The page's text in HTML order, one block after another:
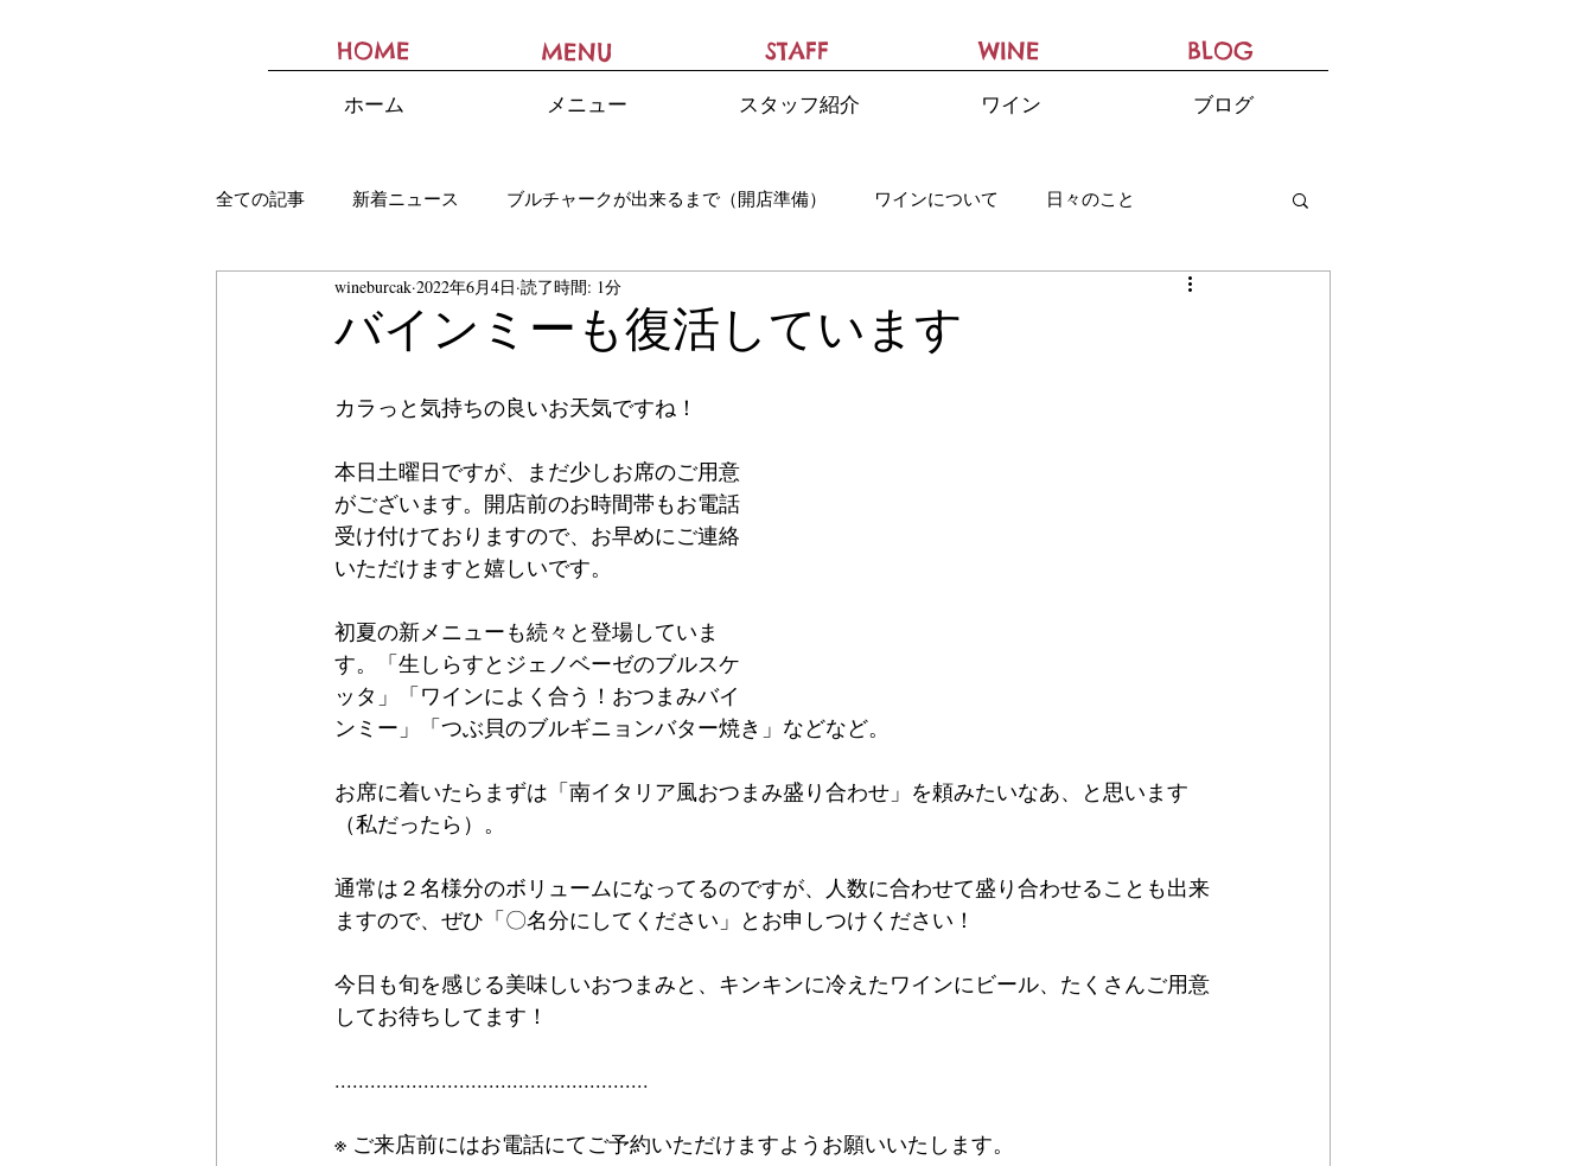
HOME MENU STAFF WINE BLOG
ホーム メニュー スタッフ紹介 ワイン ブログ
全ての記事 新着ニュース ブルチャークが出来るまで（開店準備） ワインについて 日々のこと
バインミーも復活しています
wineburcak 2022年6月4日 読了時間: 1分
カラっと気持ちの良いお天気ですね！
本日土曜日ですが、まだ少しお席のご用意
がございます。開店前のお時間帯もお電話
受け付けておりますので、お早めにご連絡
いただけますと嬉しいです。
初夏の新メニューも続々と登場していま
す。「生しらすとジェノベーゼのブルスケ
ッタ」「ワインによく合う！おつまみバイ
ンミー」「つぶ貝のブルギニョンバター焼き」などなど。
お席に着いたらまずは「南イタリア風おつまみ盛り合わせ」を頼みたいなあ、と思います
（私だったら）。
通常は２名様分のボリュームになってるのですが、人数に合わせて盛り合わせることも出来
ますので、ぜひ「〇名分にしてください」とお申しつけください！
今日も旬を感じる美味しいおつまみと、キンキンに冷えたワインにビール、たくさんご用意
してお待ちしてます！
.....................................................
※ ご来店前にはお電話にてご予約いただけますようお願いいたします。